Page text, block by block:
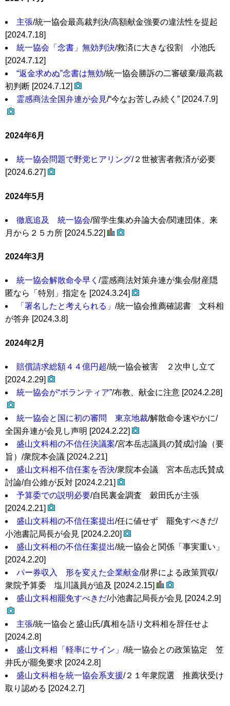
主張/統一協会最高裁判決/高額献金強要の違法性を提起
[2024.7.18]
統一協会「念書」無効判決/救済に大きな役割 小池氏
[2024.7.12]
“返金求めぬ”念書は無効/統一協会勝訴の二審破棄/最高裁
初判断 [2024.7.12]
霊感商法全国弁連が会見/“今なお苦しみ続く” [2024.7.9]
2024年6月
統一協会問題で野党ヒアリング/２世被害者救済が必要
[2024.6.27]
2024年5月
徹底追及 統一協会/留学生集め弁論大会/関連団体、来
月から２５カ所 [2024.5.22]
2024年3月
統一協会解散命令早く /霊感商法対策弁連が集会/財産隠
匿なら「特別」指定を [2024.3.24]
「署名したと考えられる」 /統一協会推薦確認書 文科相
が答弁 [2024.3.8]
2024年2月
賠償請求総額４４億円超/統一協会被害 ２次申し立て
[2024.2.29]
統一協会が“ボランティア”/布教、献金に注意 [2024.2.28]
統一協会と国に初の審問 東京地裁/解散命令速やかに/
全国弁連が会見し声明 [2024.2.22]
盛山文科相の不信任決議案/宮本岳志議員の賛成討論（要
旨）/衆院本会議 [2024.2.21]
盛山文科相不信任案を否決/衆院本会議 宮本岳志氏賛成
討論/自公維が反対 [2024.2.21]
予算委での説明必要/自民裏金調査 穀田氏が主張
[2024.2.21]
盛山文科相の不信任案提出/任に値せず 罷免すべきだ/
小池書記局長が会見 [2024.2.20]
盛山文科相の不信任案提出/統一協会と関係「事実重い」
[2024.2.20]
パー券収入 形を変えた企業献金/財界による政策買収/
衆院予算委 塩川議員が追及 [2024.2.15]
盛山文科相罷免すべきだ/小池書記局長が会見 [2024.2.9]
主張/統一協会と盛山氏/真相を語り文科相を辞任せよ
[2024.2.8]
盛山文科相「軽率にサイン」 /統一協会との政策協定 笠
井氏が罷免要求 [2024.2.8]
盛山文科相を統一協会系支援/２１年衆院選 推薦状受け
取り認める [2024.2.7]